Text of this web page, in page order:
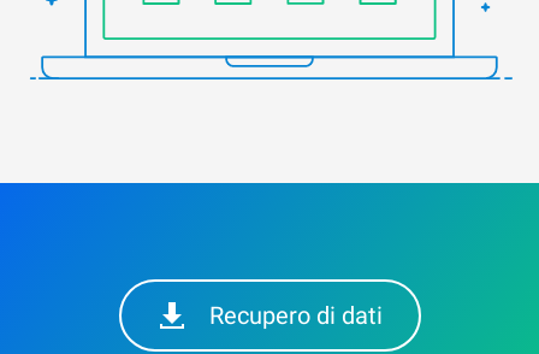
Recupero di dati